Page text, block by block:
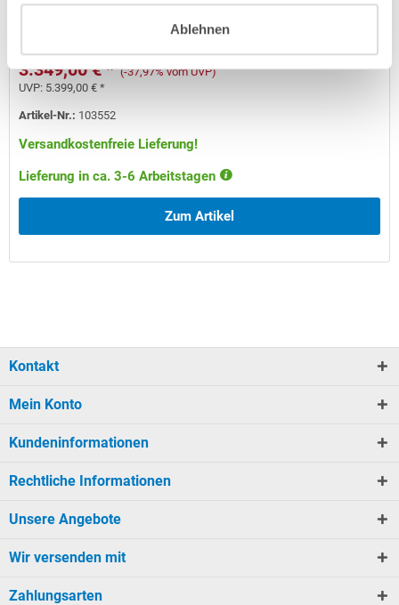
Ablehnen
3.349,00 € * (-37,97% vom UVP)
UVP: 5.399,00 € *
Artikel-Nr.: 103552
Versandkostenfreie Lieferung!
Lieferung in ca. 3-6 Arbeitstagen
Zum Artikel
Kontakt
Mein Konto
Kundeninformationen
Rechtliche Informationen
Unsere Angebote
Wir versenden mit
Zahlungsarten